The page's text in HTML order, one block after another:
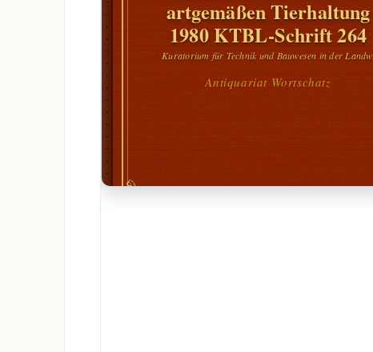
artgemäßen Tierhaltung
1980 KTBL-Schrift 264
Kuratorium für Technik und Bauwesen in der Landw.
Antiquariat Wortschatz